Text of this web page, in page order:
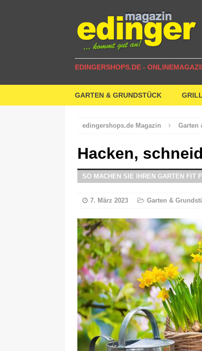
EDINGERSHOPS.DE -
GARTEN & GRUNDSTÜCK
edingershops.de Magazin Garten
Hacken,
SO MACHEN SIE IHREN GARTEN FIT
7. März 2023 Garten &